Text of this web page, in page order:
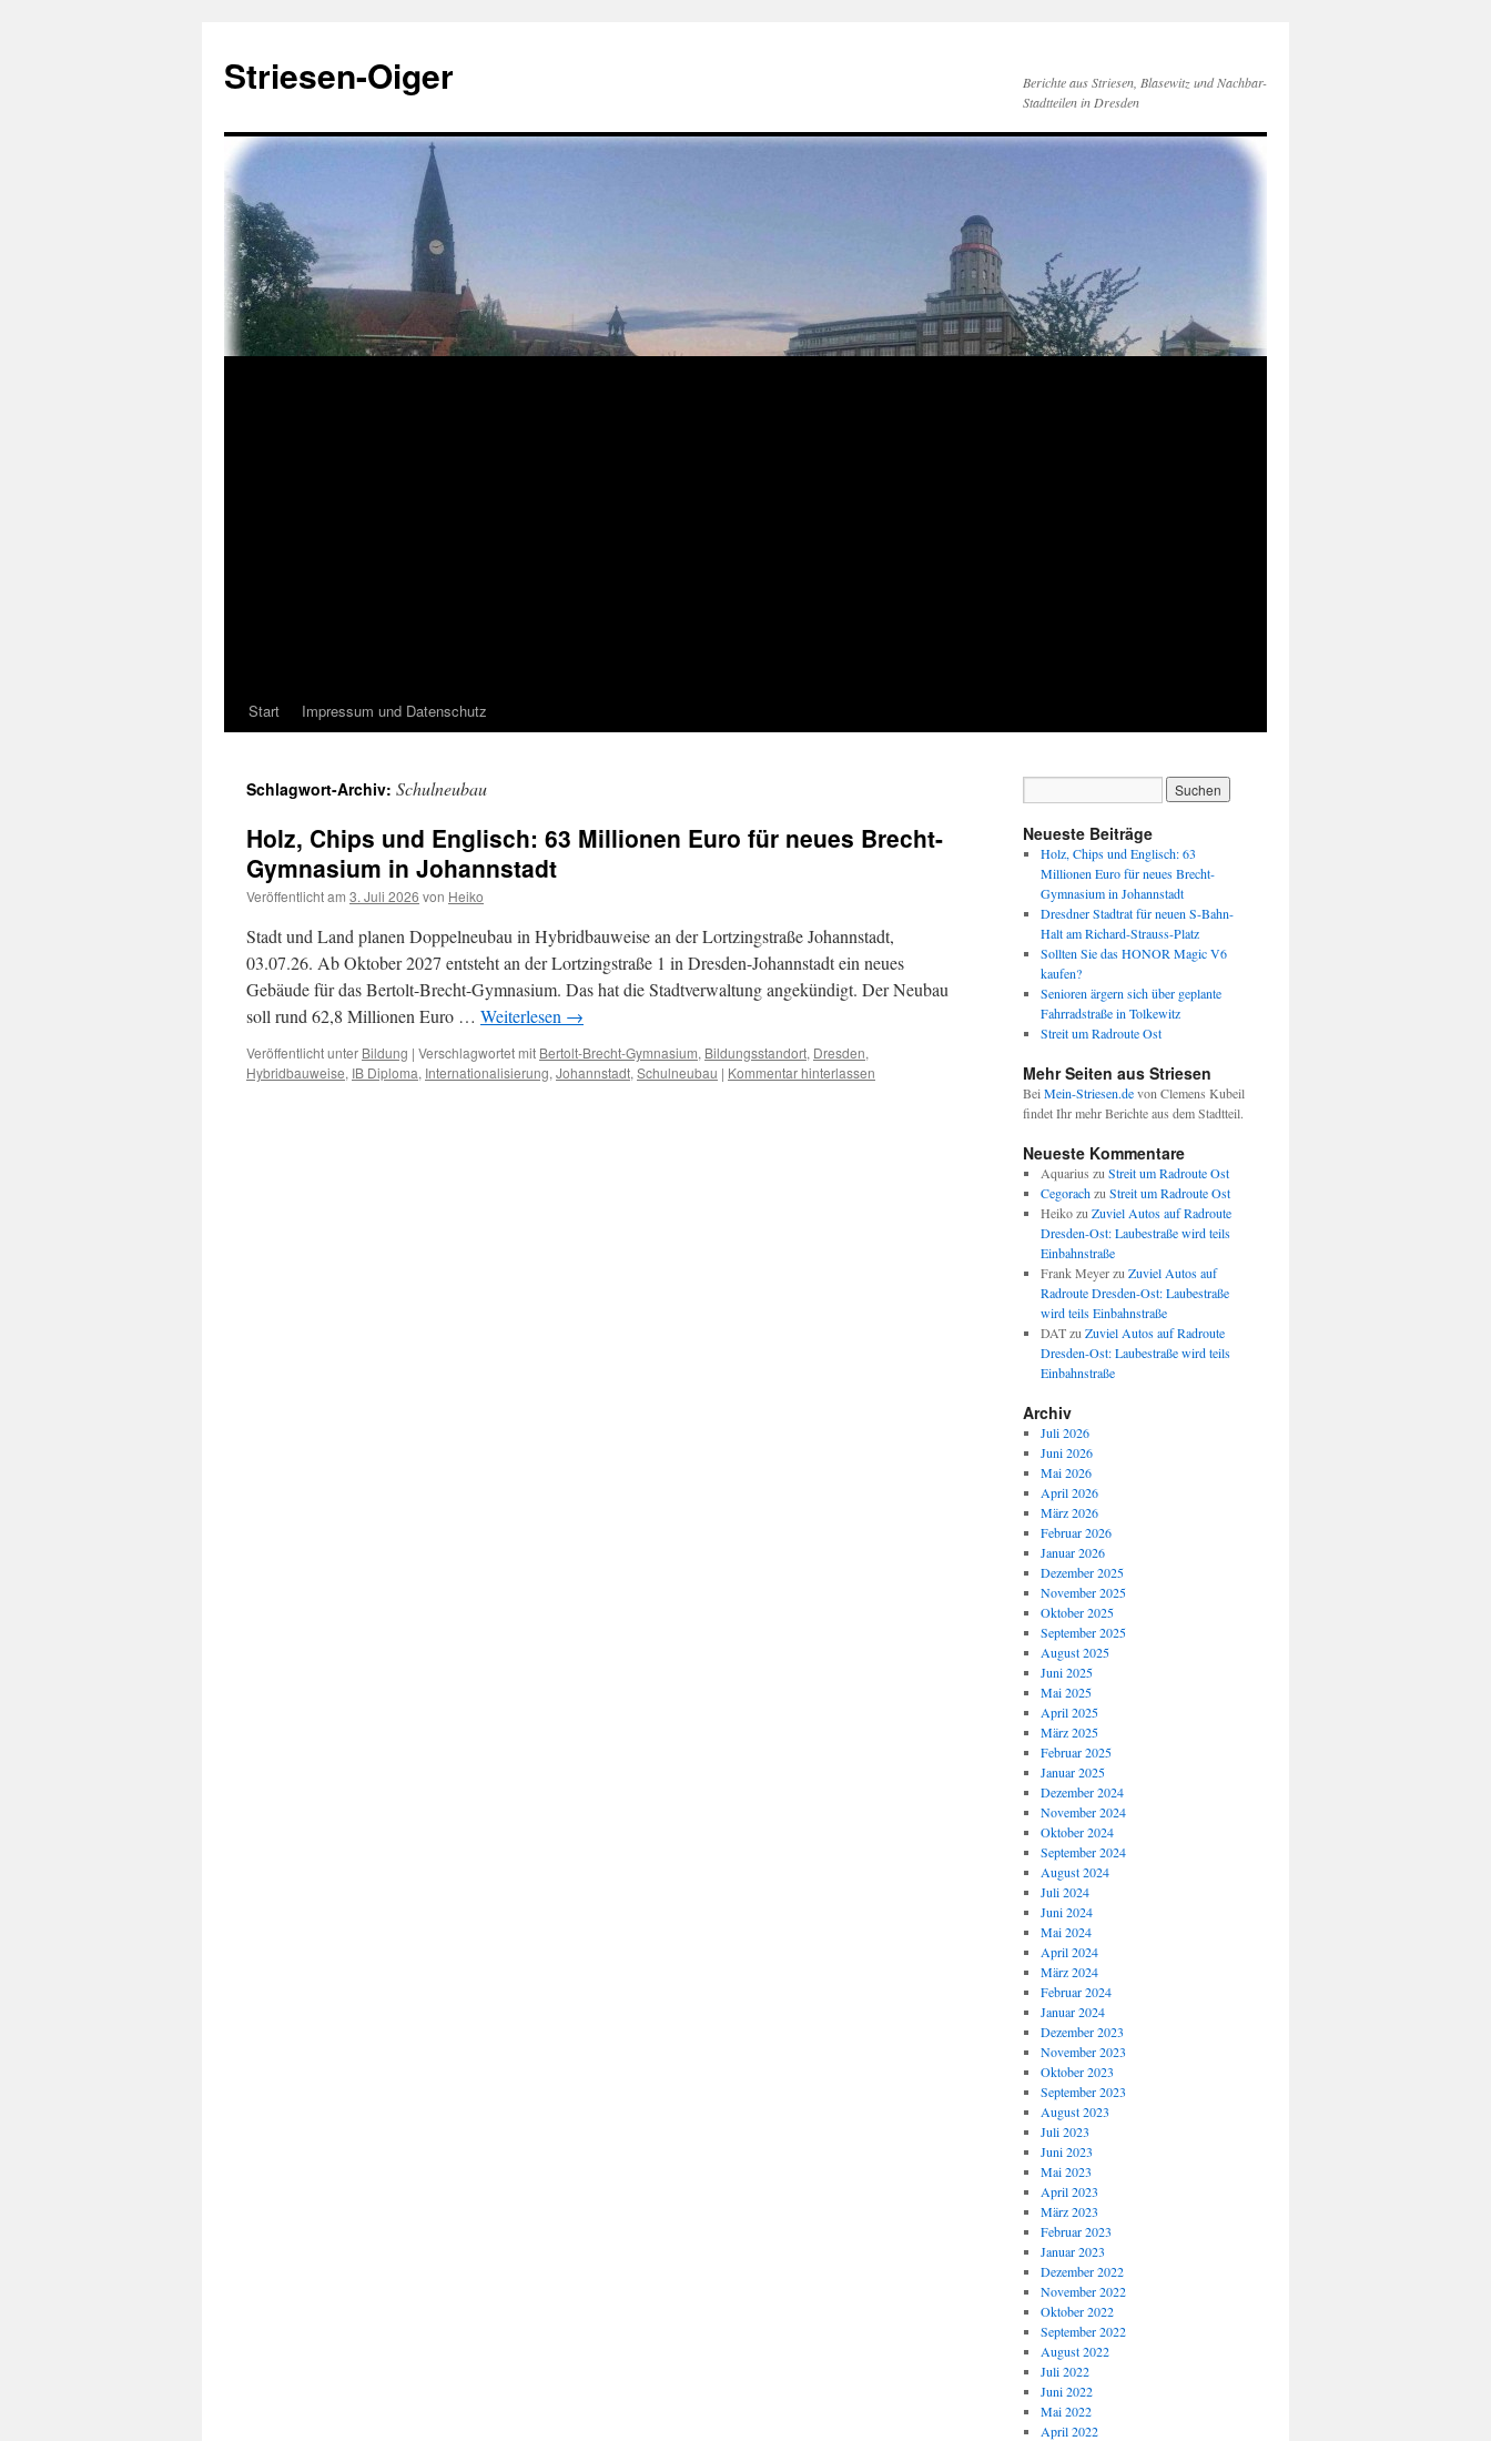
springen
Striesen-Oiger
Berichte aus Striesen, Blasewitz und Nachbar-
Stadtteilen in Dresden
Start Impressum und Datenschutz
Schlagwort-Archiv: Schulneubau
Holz, Chips und Englisch: 63 Millionen Euro für neues Brecht-
Gymnasium in Johannstadt
Veröffentlicht am 3. Juli 2026 von Heiko
Stadt und Land planen Doppelneubau in Hybridbauweise an der Lortzingstraße Johannstadt,
03.07.26. Ab Oktober 2027 entsteht an der Lortzingstraße 1 in Dresden-Johannstadt ein neues
Gebäude für das Bertolt-Brecht-Gymnasium. Das hat die Stadtverwaltung angekündigt. Der Neubau
soll rund 62,8 Millionen Euro … Weiterlesen →
Veröffentlicht unter Bildung | Verschlagwortet mit Bertolt-Brecht-Gymnasium, Bildungsstandort, Dresden,
Hybridbauweise, IB Diploma, Internationalisierung, Johannstadt, Schulneubau | Kommentar hinterlassen
Neueste Beiträge
Holz, Chips und Englisch: 63
Millionen Euro für neues Brecht-
Gymnasium in Johannstadt
Dresdner Stadtrat für neuen S-Bahn-
Halt am Richard-Strauss-Platz
Sollten Sie das HONOR Magic V6
kaufen?
Senioren ärgern sich über geplante
Fahrradstraße in Tolkewitz
Streit um Radroute Ost
Mehr Seiten aus Striesen
Bei Mein-Striesen.devon Clemens Kubeil
findet Ihr mehr Berichte aus dem Stadtteil.
Neueste Kommentare
Aquarius zu Streit um Radroute Ost
Cegorachzu Streit um Radroute Ost
Heikozu Zuviel Autos auf Radroute
Dresden-Ost: Laubestraße wird teils
Einbahnstraße
Frank Meyerzu Zuviel Autos auf
Radroute Dresden-Ost: Laubestraße
wird teils Einbahnstraße
DATzu Zuviel Autos auf Radroute
Dresden-Ost: Laubestraße wird teils
Einbahnstraße
Archiv
Juli 2026
Juni 2026
Mai 2026
April 2026
März 2026
Februar 2026
Januar 2026
Dezember 2025
November 2025
Oktober 2025
September 2025
August 2025
Juni 2025
Mai 2025
April 2025
März 2025
Februar 2025
Januar 2025
Dezember 2024
November 2024
Oktober 2024
September 2024
August 2024
Juli 2024
Juni 2024
Mai 2024
April 2024
März 2024
Februar 2024
Januar 2024
Dezember 2023
November 2023
Oktober 2023
September 2023
August 2023
Juli 2023
Juni 2023
Mai 2023
April 2023
März 2023
Februar 2023
Januar 2023
Dezember 2022
November 2022
Oktober 2022
September 2022
August 2022
Juli 2022
Juni 2022
Mai 2022
April 2022